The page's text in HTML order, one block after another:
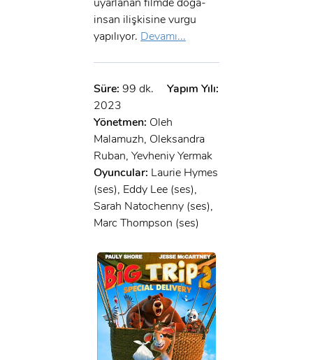
insan ilişkisine vurgu
yapılıyor. Devamı...
Süre: 99 dk.
Yapım Yılı:
2023
Yönetmen: Oleh
Malamuzh, Oleksandra
Ruban, Yevheniy Yermak
Oyuncular: Laurie Hymes
(ses), Eddy Lee (ses),
Sarah Natochenny (ses),
Marc Thompson (ses)